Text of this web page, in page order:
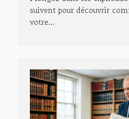
suivent pour découvrir
votre...